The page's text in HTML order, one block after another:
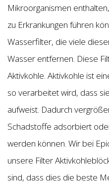
Mikroorganismen
zu Erkrankungen führen
Wasserfilter, die viele
Wasser entfernen. Diese
Aktivkohle. Aktivkohle ist
so verarbeitet wird, dass
aufweist. Dadurch
Schadstoffe adsorbiert
werden können. Wir bei
unsere Filter
sind, dass dies die beste